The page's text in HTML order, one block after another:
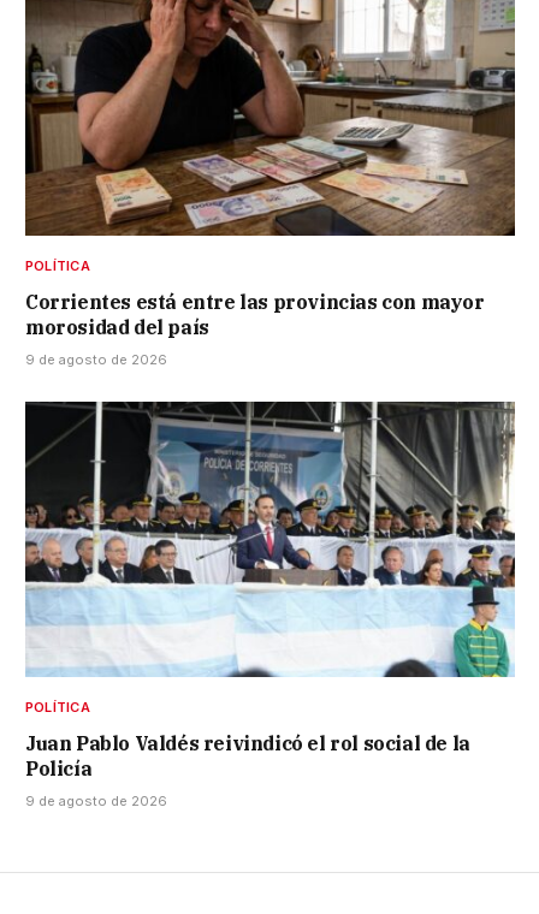
POLÍTICA
Corrientes está entre las provincias con mayor
morosidad del país
9 de agosto de 2026
POLÍTICA
Juan Pablo Valdés reivindicó el rol social de la
Policía
9 de agosto de 2026